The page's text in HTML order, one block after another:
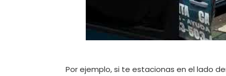
Por ejemplo, si te estacionas en el lado